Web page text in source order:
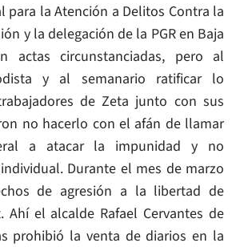
para la Atención a Delitos Contra la
y la delegación de la PGR en Baja
actas circunstanciadas, pero al
y al semanario ratificar lo
de Zeta junto con sus
no hacerlo con el afán de llamar
a atacar la impunidad y no
Durante el mes de marzo
de agresión a la libertad de
Ahí el alcalde Rafael Cervantes de
prohibió la venta de diarios en la